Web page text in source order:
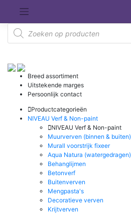
de
inhoud
Producten
zoeken
Breed assortiment
Uitstekende marges
Persoonlijk contact
Productcategorieën
NIVEAU Verf & Non-paint
NIVEAU Verf & Non-paint
Muurverven (binnen & buiten)
Murall voorstrijk fixeer
Aqua Natura (watergedragen)
Behanglijmen
Betonverf
Buitenverven
Mengpasta's
Decoratieve verven
Krijtverven